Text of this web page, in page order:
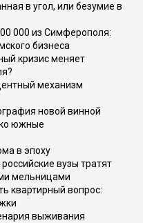
в угол, или безумие в
000 из Симферополя:
бизнеса
кризис меняет
механизм
новой винной
южные
в эпоху
вузы тратят
мельницами
квартирный вопрос:
выживания